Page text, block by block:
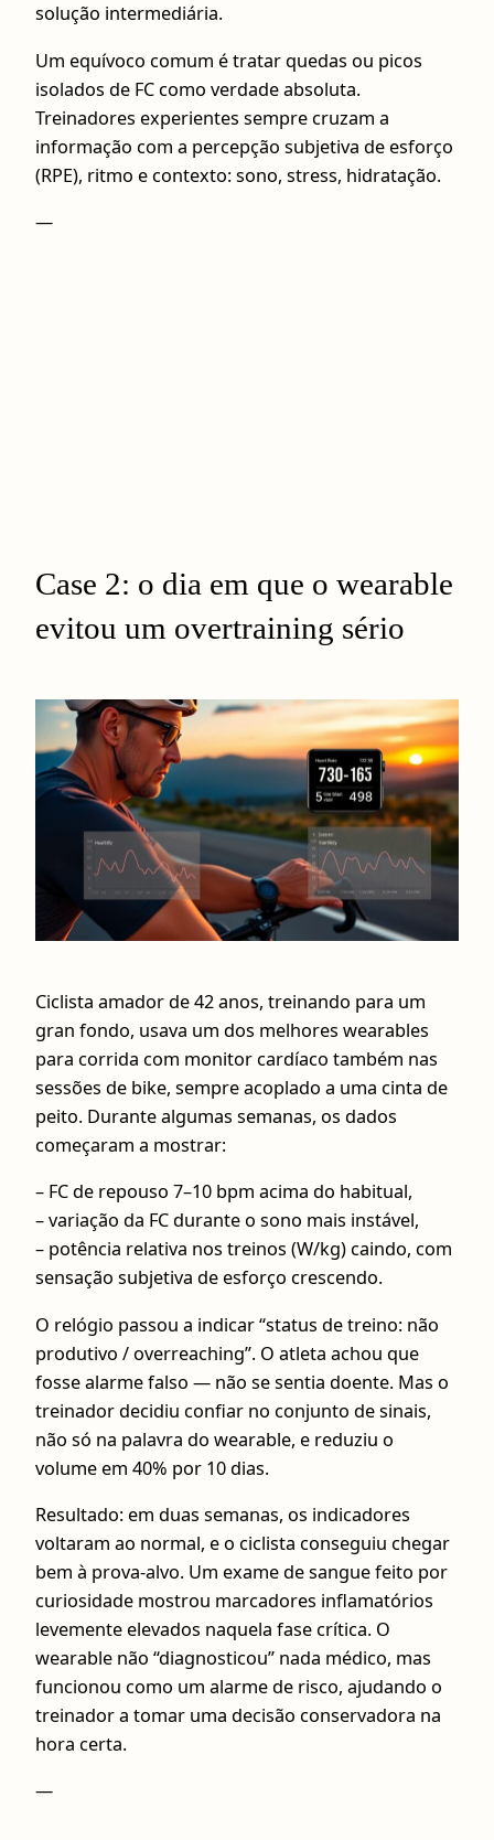
solução intermediária.
Um equívoco comum é tratar quedas ou picos
isolados de FC como verdade absoluta.
Treinadores experientes sempre cruzam a
informação com a percepção subjetiva de esforço
(RPE), ritmo e contexto: sono, stress, hidratação.
—
Case 2: o dia em que o wearable
evitou um overtraining sério
Ciclista amador de 42 anos, treinando para um
gran fondo, usava um dos melhores wearables
para corrida com monitor cardíaco também nas
sessões de bike, sempre acoplado a uma cinta de
peito. Durante algumas semanas, os dados
começaram a mostrar:
– FC de repouso 7–10 bpm acima do habitual,
– variação da FC durante o sono mais instável,
– potência relativa nos treinos (W/kg) caindo, com
sensação subjetiva de esforço crescendo.
O relógio passou a indicar “status de treino: não
produtivo / overreaching”. O atleta achou que
fosse alarme falso — não se sentia doente. Mas o
treinador decidiu confiar no conjunto de sinais,
não só na palavra do wearable, e reduziu o
volume em 40% por 10 dias.
Resultado: em duas semanas, os indicadores
voltaram ao normal, e o ciclista conseguiu chegar
bem à prova-alvo. Um exame de sangue feito por
curiosidade mostrou marcadores inflamatórios
levemente elevados naquela fase crítica. O
wearable não “diagnosticou” nada médico, mas
funcionou como um alarme de risco, ajudando o
treinador a tomar uma decisão conservadora na
hora certa.
—